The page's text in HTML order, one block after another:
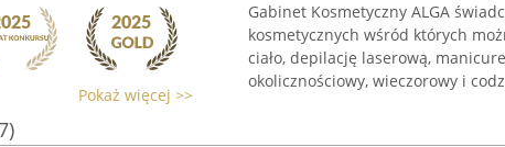
Pokaż więcej >>
Gabinet Kosmetyczny ALGA
kosmetycznych wśród których
ciało, depilację laserową,
okolicznościowy, wieczorowy i